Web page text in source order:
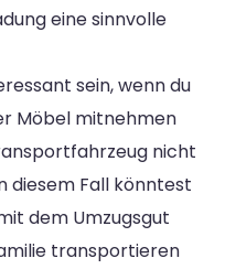
eine sinnvolle
sein, wenn du
Möbel mitnehmen
nicht
diesem Fall könntest
dem Umzugsgut
transportieren